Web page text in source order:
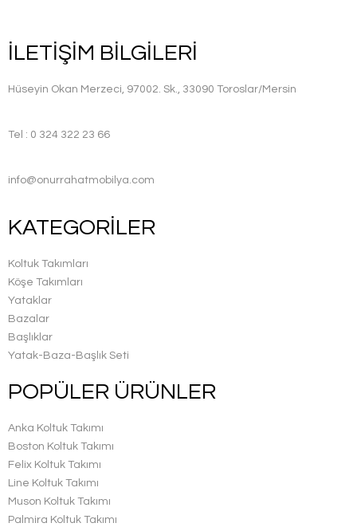
İLETİŞİM BİLGİLERİ
Hüseyin Okan Merzeci, 97002. Sk., 33090 Toroslar/Mersin
Tel : 0 324 322 23 66
info@onurrahatmobilya.com
KATEGORİLER
Koltuk Takımları
Köşe Takımları
Yataklar
Bazalar
Başlıklar
Yatak-Baza-Başlık Seti
POPÜLER ÜRÜNLER
Anka Koltuk Takımı
Boston Koltuk Takımı
Felix Koltuk Takımı
Line Koltuk Takımı
Muson Koltuk Takımı
Palmira Koltuk Takımı